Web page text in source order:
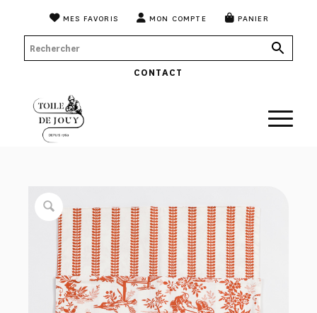
MES FAVORIS MON COMPTE PANIER
CONTACT